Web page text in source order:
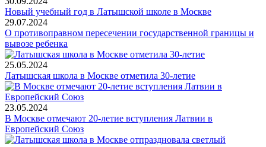
Новый учебный год в Латышской школе в Москве
29.07.2024
O противоправном пересечении государственной границы и
вывозе ребенка
25.05.2024
Латышская школа в Москве отметила 30-летие
23.05.2024
В Москве отмечают 20-летие вступления Латвии в
Европейский Союз